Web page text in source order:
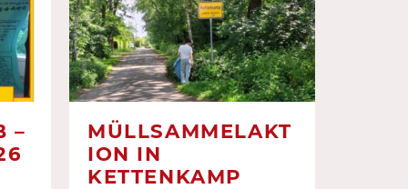
–
MÜLLSAMMELAKT
ION IN
KETTENKAMP